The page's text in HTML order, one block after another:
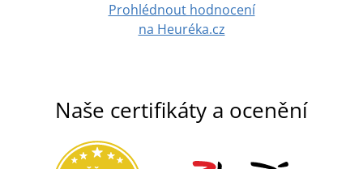
Prohlédnout hodnocení
na Heuréka.cz
Naše certifikáty a ocenění